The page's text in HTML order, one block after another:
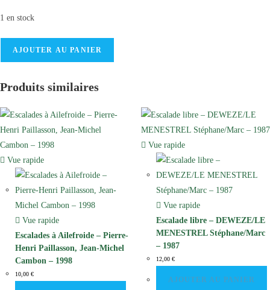
1 en stock
AJOUTER AU PANIER
Produits similaires
Vue rapide
Vue rapide
Escalades à Ailefroide – Pierre-
Henri Paillasson, Jean-Michel
Cambon – 1998
10,00 €
Vue rapide
Vue rapide
Escalade libre – DEWEZE/LE
MENESTREL Stéphane/Marc
– 1987
12,00 €
AJOUTER AU PANIER